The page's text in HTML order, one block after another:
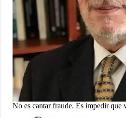
No es cantar fraude. Es impedir que